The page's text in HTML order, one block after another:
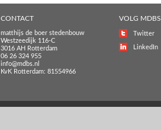
CONTACT
matthijs de boer stedenbouw
Westzeedijk 116-C
3016 AH Rotterdam
06 26 324 955
info@mdbs.nl
KvK Rotterdam: 81554966
VOLG MDBS
Twitter
LinkedIn